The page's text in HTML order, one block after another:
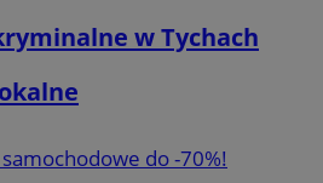
w Tychach
samochodowe do -70%!